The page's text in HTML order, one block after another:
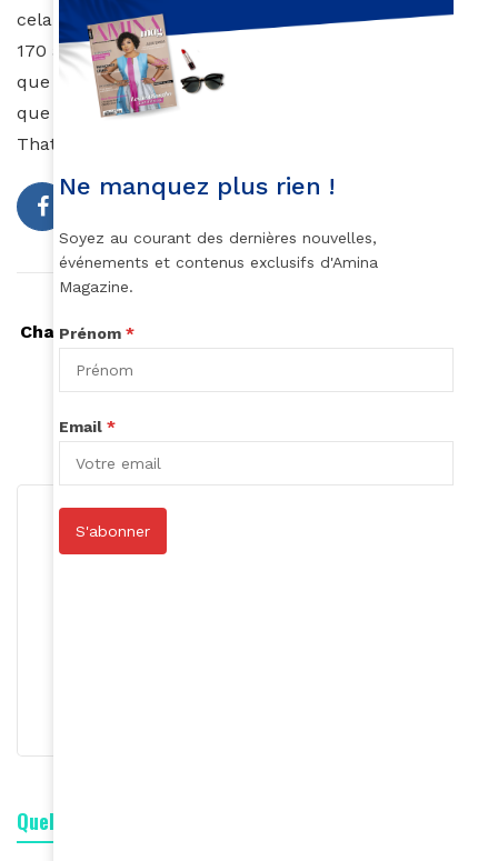
cela sa participation au défilé évènement pour les
170 ans de la marque Vlisco et nous pouvons dire
que 2016 fut pour la jeune styliste une année plus
que bien remplie.
Thatoux J. Gnaoré
Charlotte Dipanda, la voix en or de l’hymne officiel
de la CAN Féminine Cameroun 2016
4 bonnes raisons d'utiliser un primer
Quelle est votre réaction ?
Ne manquez plus rien !
Soyez au courant des dernières nouvelles,
événements et contenus exclusifs d'Amina
Magazine.
Prénom *
Email *
S'abonner